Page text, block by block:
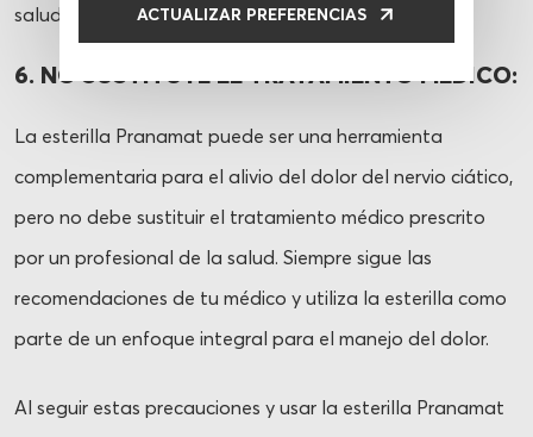
ACTUALIZAR PREFERENCIAS
saludables antes de usar la esterilla.
6. NO SUSTITUYE EL TRATAMIENTO MÉDICO:
La esterilla Pranamat puede ser una herramienta
complementaria para el alivio del dolor del nervio ciático,
pero no debe sustituir el tratamiento médico prescrito
por un profesional de la salud. Siempre sigue las
recomendaciones de tu médico y utiliza la esterilla como
parte de un enfoque integral para el manejo del dolor.
Al seguir estas precauciones y usar la esterilla Pranamat